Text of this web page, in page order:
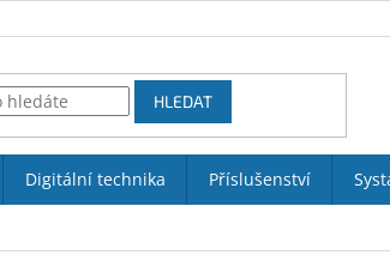
HLEDAT
Digitální technika Příslušenství